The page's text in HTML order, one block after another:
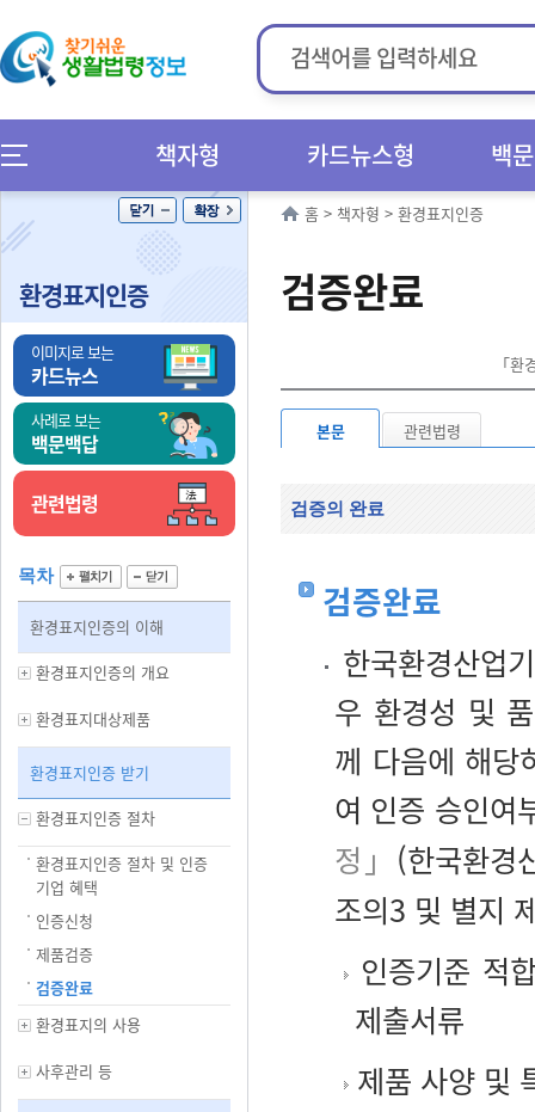
책자형 카드뉴스형 백
환경표지인증
이미지로 보는
카드뉴스
사례로 보는
백문백답
관련법령
목차
환경표지인증의 이해
환경표지인증의 개요
환경표지대상제품
환경표지인증 받기
환경표지인증 절차
환경표지인증 절차 및 인증
기업 혜택
인증신청
제품검증
검증완료
환경표지의 사용
사후관리 등
홈 > 책자형 > 환경표지인증
검증완료
「
본문 관련법령
검증의 완료
검증완료
한국환경산업
우 환경성 및
께 다음에 해당
여 인증 승인여
정」 (한국환경
조의3 및 별지
인증기준 적
제출서류
제품 사양 및